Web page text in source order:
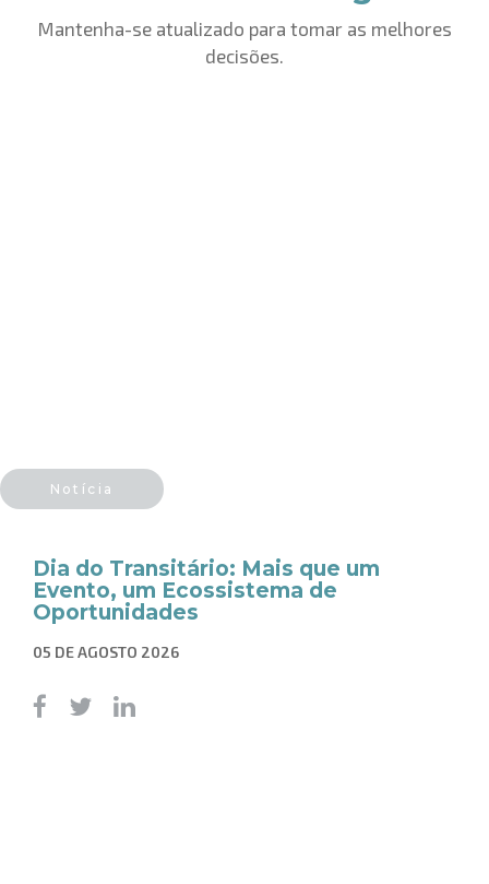
Mantenha-se atualizado para tomar as melhores
decisões.
Notícia
Dia do Transitário: Mais que um
Evento, um Ecossistema de
Oportunidades
05 DE AGOSTO 2026